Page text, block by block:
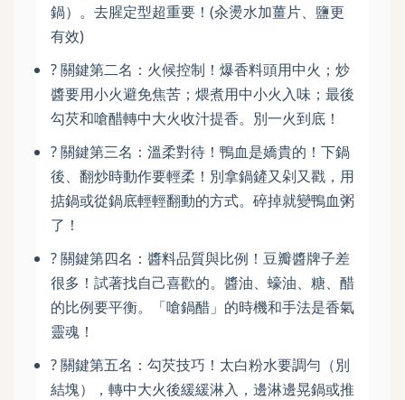
鍋）。去腥定型超重要！(汆燙水加薑片、鹽更
有效)
? 關鍵第二名：火候控制！爆香料頭用中火；炒
醬要用小火避免焦苦；煨煮用中小火入味；最後
勾芡和嗆醋轉中大火收汁提香。別一火到底！
? 關鍵第三名：溫柔對待！鴨血是嬌貴的！下鍋
後、翻炒時動作要輕柔！別拿鍋鏟又剁又戳，用
掂鍋或從鍋底輕輕翻動的方式。碎掉就變鴨血粥
了！
? 關鍵第四名：醬料品質與比例！豆瓣醬牌子差
很多！試著找自己喜歡的。醬油、蠔油、糖、醋
的比例要平衡。「嗆鍋醋」的時機和手法是香氣
靈魂！
?️ 關鍵第五名：勾芡技巧！太白粉水要調勻（別
結塊），轉中大火後緩緩淋入，邊淋邊晃鍋或推